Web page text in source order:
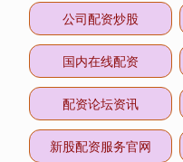
公司配资炒股
国内在线配资
配资论坛资讯
新股配资服务官网